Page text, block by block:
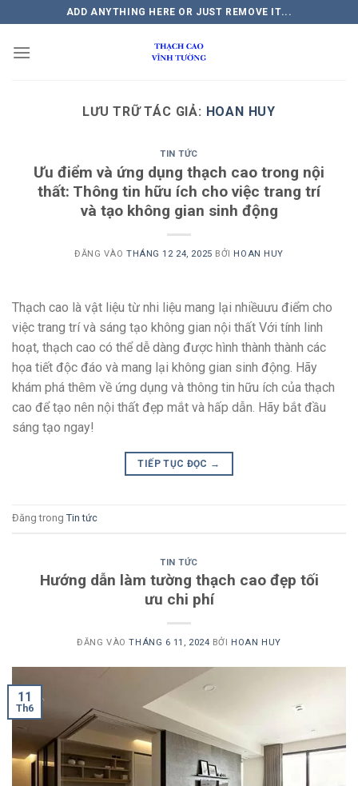
qua
nội
ADD ANYTHING HERE OR JUST REMOVE IT...
LƯU TRỮ TÁC GIẢ: HOAN HUY
TIN TỨC
Ưu điểm và ứng dụng thạch cao trong nội
thất: Thông tin hữu ích cho việc trang trí
và tạo không gian sinh động
ĐĂNG VÀOTHÁNG 12 24, 2025 BỞI HOAN HUY
Thạch cao là vật liệu từ nhi liệu mang lại nhiềuưu điểm cho
việc trang trí và sáng tạo không gian nội thất Với tính linh
hoạt, thạch cao có thể dễ dàng được hình thành thành các
họa tiết độc đáo và mang lại không gian sinh động. Hãy
khám phá thêm về ứng dụng và thông tin hữu ích của thạch
cao để tạo nên nội thất đẹp mắt và hấp dẫn. Hãy bắt đầu
sáng tạo ngay!
TIẾP TỤC ĐỌC →
Đăng trong Tin tức
TIN TỨC
Hướng dẫn làm tường thạch cao đẹp tối
ưu chi phí
ĐĂNG VÀOTHÁNG 6 11, 2024 BỞI HOAN HUY
11
Th6